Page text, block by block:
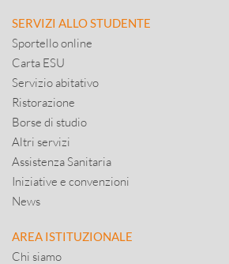
SERVIZI ALLO STUDENTE
Sportello online
Carta ESU
Servizio abitativo
Ristorazione
Borse di studio
Altri servizi
Assistenza Sanitaria
Iniziative e convenzioni
News
AREA ISTITUZIONALE
Chi siamo